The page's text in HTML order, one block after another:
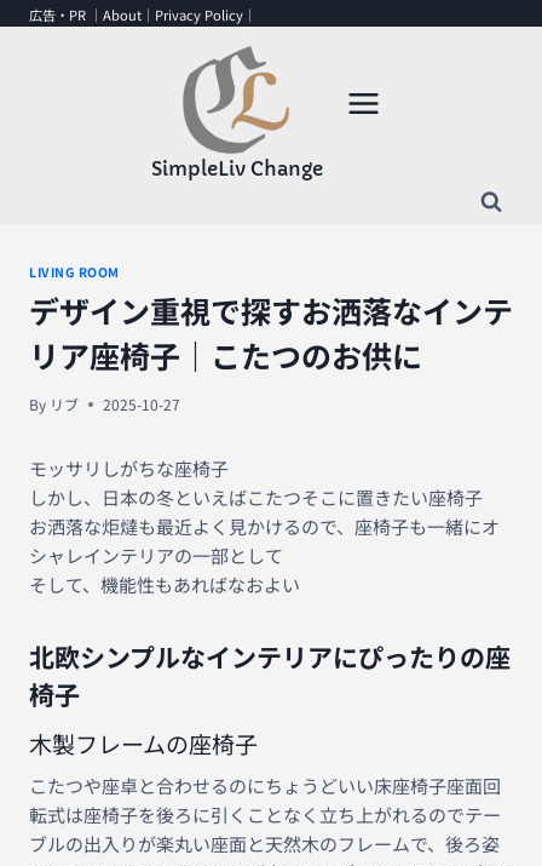
広告・PR ｜ About ｜ Privacy Policy ｜
SimpleLiv Change
LIVING ROOM
デザイン重視で探すお洒落なインテ
リア座椅子｜こたつのお供に
By リブ 2025-10-27
モッサリしがちな座椅子
しかし、日本の冬といえばこたつそこに置きたい座椅子
お洒落な炬燵も最近よく見かけるので、座椅子も一緒にオ
シャレインテリアの一部として
そして、機能性もあればなおよい
北欧シンプルなインテリアにぴったりの座
椅子
木製フレームの座椅子
こたつや座卓と合わせるのにちょうどいい床座椅子座面回
転式は座椅子を後ろに引くことなく立ち上がれるのでテー
ブルの出入りが楽丸い座面と天然木のフレームで、後ろ姿